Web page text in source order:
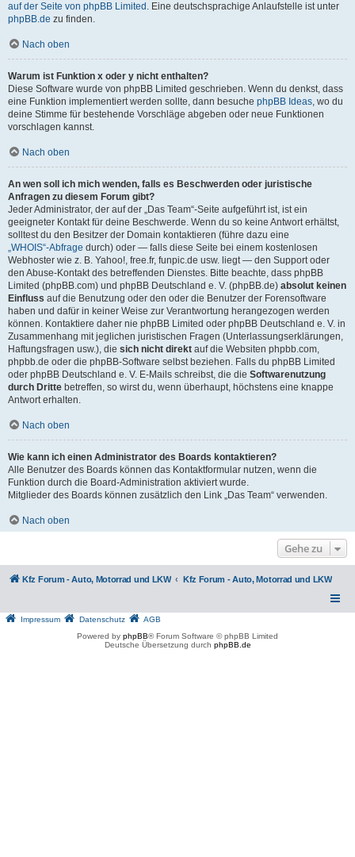
auf der Seite von phpBB Limited . Eine deutschsprachige Anlaufstelle ist unter
phpBB.de zu finden.
Nach oben
Warum ist Funktion x oder y nicht enthalten?
Diese Software wurde von phpBB Limited geschrieben. Wenn du denkst, dass
eine Funktion implementiert werden sollte, dann besuche phpBB Ideas, wo du
deine Stimme für bestehende Vorschläge abgeben oder neue Funktionen
vorschlagen kannst.
Nach oben
An wen soll ich mich wenden, falls es Beschwerden oder juristische
Anfragen zu diesem Forum gibt?
Jeder Administrator, der auf der „Das Team“-Seite aufgeführt ist, ist ein
geeigneter Kontakt für deine Beschwerde. Wenn du so keine Antwort erhältst,
solltest du den Besitzer der Domain kontaktieren (führe dazu eine
„WHOIS“-Abfrage durch) oder — falls diese Seite bei einem kostenlosen
Webhoster wie z. B. Yahoo!, free.fr, funpic.de usw. liegt — den Support oder
den Abuse-Kontakt des betreffenden Dienstes. Bitte beachte, dass phpBB
Limited (phpBB.com) und phpBB Deutschland e. V. (phpBB.de) absolut keinen
Einfluss auf die Benutzung oder den oder die Benutzer der Forensoftware
haben und dafür in keiner Weise zur Verantwortung herangezogen werden
können. Kontaktiere daher nie phpBB Limited oder phpBB Deutschland e. V. in
Zusammenhang mit jeglichen juristischen Fragen (Unterlassungserklärungen,
Haftungsfragen usw.), die sich nicht direkt auf die Websiten phpbb.com,
phpbb.de oder die phpBB-Software selbst beziehen. Falls du phpBB Limited
oder phpBB Deutschland e. V. E-Mails schreibst, die die Softwarenutzung
durch Dritte betreffen, so wirst du, wenn überhaupt, höchstens eine knappe
Antwort erhalten.
Nach oben
Wie kann ich einen Administrator des Boards kontaktieren?
Alle Benutzer des Boards können das Kontaktformular nutzen, wenn die
Funktion durch die Board-Administration aktiviert wurde.
Mitglieder des Boards können zusätzlich den Link „Das Team“ verwenden.
Nach oben
Gehe zu
Kfz Forum - Auto, Motorrad und LKW Kfz Forum - Auto, Motorrad und LKW
Impressum Datenschutz
AGB
Powered by phpBB® Forum Software © phpBB Limited
Deutsche Übersetzung durch phpBB.de